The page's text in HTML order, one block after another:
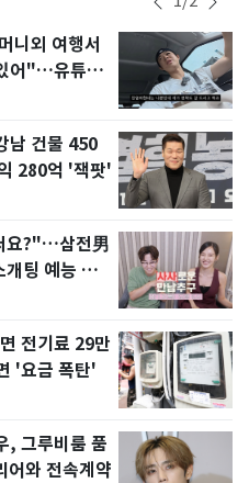
니외 여행서
어"…유튜브
남 건물 450
280억 '잭팟'
요?"…삼전男
팅 예능 화
전기료 29만
'요금 폭탄'
, 그루비룸 품
와 전속계약